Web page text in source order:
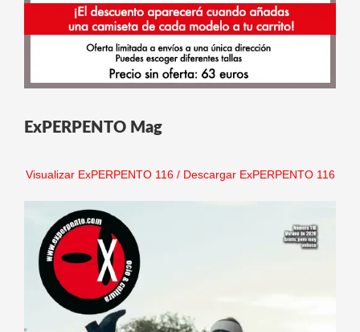
ExPERPENTO Mag
Visualizar ExPERPENTO 116/ Descargar ExPERPENTO 116